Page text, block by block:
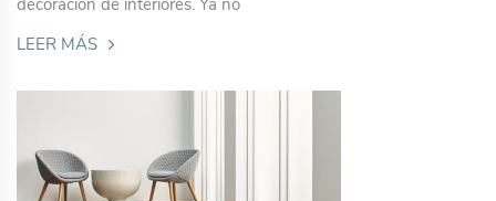
LEER MÁS